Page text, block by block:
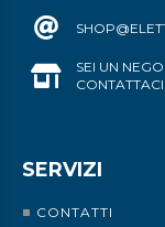
SEI UN
CONTATTACI
SERVIZI
CONTATTI